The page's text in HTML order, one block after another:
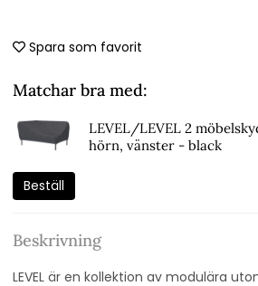
Spara som favorit
Matchar bra med:
LEVEL/LEVEL 2
hörn, vänster - black
Beställ
Beskrivning
LEVEL är en kollektion av modulära